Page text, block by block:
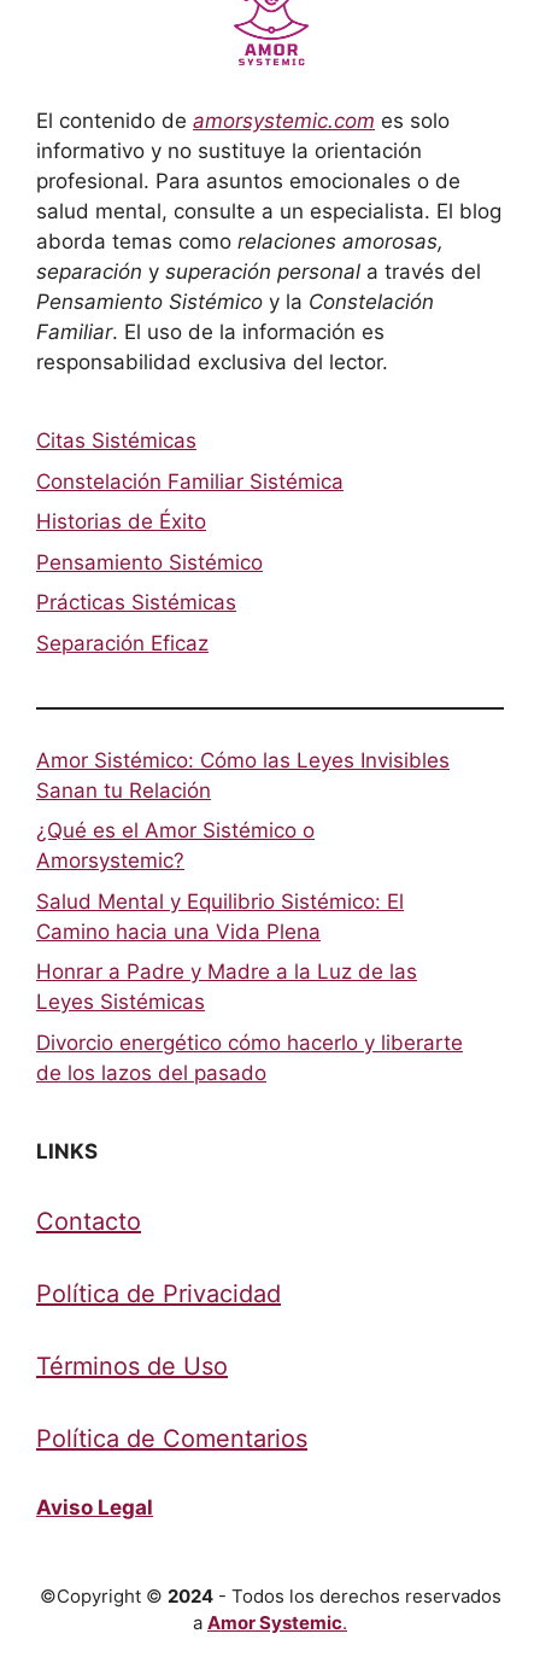
El contenido de amorsystemic.com es solo
informativo y no sustituye la orientación
profesional. Para asuntos emocionales o de
salud mental, consulte a un especialista. El blog
aborda temas como relaciones amorosas,
separación y superación personal a través del
Pensamiento Sistémico y la Constelación
Familiar. El uso de la información es
responsabilidad exclusiva del lector.
Citas Sistémicas
Constelación Familiar Sistémica
Historias de Éxito
Pensamiento Sistémico
Prácticas Sistémicas
Separación Eficaz
Amor Sistémico: Cómo las Leyes Invisibles
Sanan tu Relación
¿Qué es el Amor Sistémico o
Amorsystemic?
Salud Mental y Equilibrio Sistémico: El
Camino hacia una Vida Plena
Honrar a Padre y Madre a la Luz de las
Leyes Sistémicas
Divorcio energético cómo hacerlo y liberarte
de los lazos del pasado
LINKS
Contacto
Política de Privacidad
Términos de Uso
Política de Comentarios
Aviso Legal
©Copyright © 2024- Todos los derechos reservados
a Amor Systemic.